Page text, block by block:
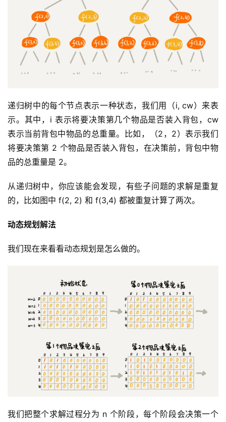
递归树中的每个节点表示一种状态，我们用（i, cw）来表
示。其中，i 表示将要决策第几个物品是否装入背包，cw
表示当前背包中物品的总重量。比如，（2，2）表示我们
将要决策第 2 个物品是否装入背包，在决策前，背包中物
品的总重量是 2。
从递归树中，你应该能会发现，有些子问题的求解是重复
的，比如图中 f(2, 2) 和 f(3,4) 都被重复计算了两次。
动态规划解法
我们现在来看看动态规划是怎么做的。
我们把整个求解过程分为 n 个阶段，每个阶段会决策一个